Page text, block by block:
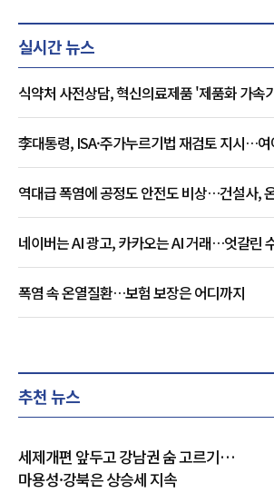
실시간 뉴스
식약처 사전상담, 혁신의료제품 '제품화 가속
李대통령, ISA·주가누르기법 재검토 지시…
역대급 폭염에 공정도 안전도 비상…건설사,
네이버는 AI 광고, 카카오는 AI 거래…엇갈린
폭염 속 온열질환…보험 보장은 어디까지
추천 뉴스
세제개편 앞두고 강남권 숨 고르기…
마용성·강북은 상승세 지속